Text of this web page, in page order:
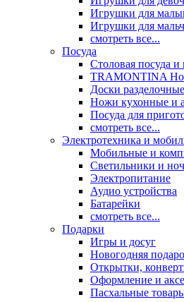
Игрушки для
Игрушки для
смотреть все...
Посуда
Столовая посуда
TRAMONTINA
Доски разделочные
Ножи кухонные и
Посуда для
смотреть все...
Электротехника и
Мобильные и
Светильники и
Электропитание
Аудио устройства
Батарейки
смотреть все...
Подарки
Игры и досуг
Новогодняя
Открытки,
Оформление и
Пасхальные